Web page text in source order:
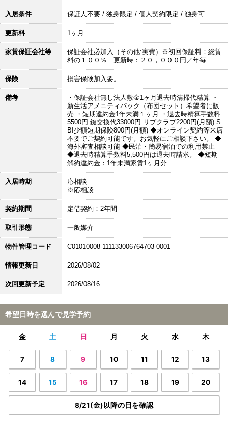
入居条件 保証人不要 / 独身限定 / 個人契約限定 / 独身可
更新料 1ヶ月
家賃保証会社等
保証会社必加入（その他:実費）※初回保証料：総賃
料の１００％ 更新時：２０，０００円／年毎
保険 損害保険加入要。
備考
・保証会社無し法人敷金1ヶ月退去時清掃代精算 ・
新生活アメニティパック（布団セット）希望者に販
売 ・短期違約金1年未満１ヶ月 ・退去時精算手数料
5500円 鍵交換代33000円 リブクラブ2200円(月額) S
BI少額短期保険800円(月額) ◆オンライン契約等来店
不要でご契約可能です。お気軽にご相談下さい。 ◆
海外審査相談可能 ◆民泊・簡易宿泊での利用禁止
◆退去時精算手数料5,500円は退去時請求。 ◆短期
解約違約金：1年未満家賃1ヶ月分
入居時期
応相談
※応相談
契約期間 定借契約：2年間
取引形態 一般媒介
物件管理コード C01010008-111133006764703-0001
情報更新日 2026/08/02
次回更新予定 2026/08/16
希望日時を選んで見学予約
金 土 日 月 火 水 木
7 8 9 10 11 12 13
14 15 16 17 18 19 20
8/21(金)以降の日を確認